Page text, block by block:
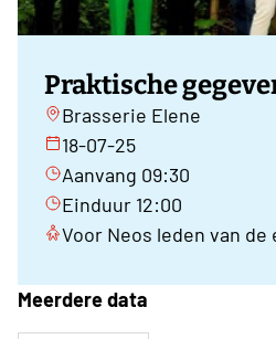
Praktische
Brasserie Elene
18-07-25
Aanvang 09:30
Einduur 12:00
Voor Neos leden van de
Meerdere data